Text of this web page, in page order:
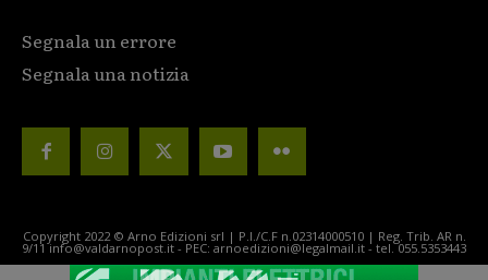
Segnala un errore
Segnala una notizia
Copyright 2022 © Arno Edizioni srl | P.I./C.F n.02314000510 | Reg. Trib. AR n.
9/11 info@valdarnopost.it - PEC: arnoedizioni@legalmail.it - tel. 055.5353443